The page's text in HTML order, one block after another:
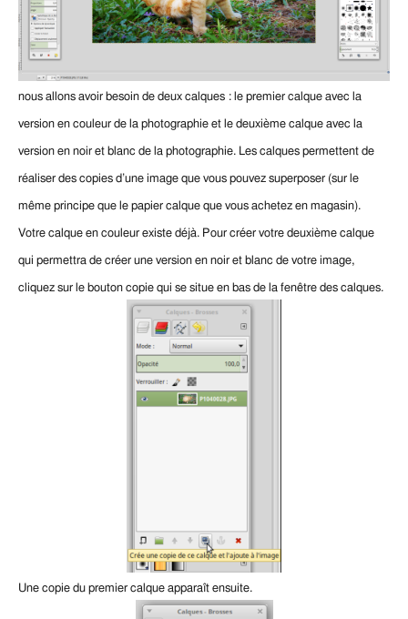
nous allons avoir besoin de deux calques : le premier calque avec la
version en couleur de la photographie et le deuxième calque avec la
version en noir et blanc de la photographie. Les calques permettent de
réaliser des copies d’une image que vous pouvez superposer (sur le
même principe que le papier calque que vous achetez en magasin).
Votre calque en couleur existe déjà. Pour créer votre deuxième calque
qui permettra de créer une version en noir et blanc de votre image,
cliquez sur le bouton copie qui se situe en bas de la fenêtre des calques.
Une copie du premier calque apparaît ensuite.